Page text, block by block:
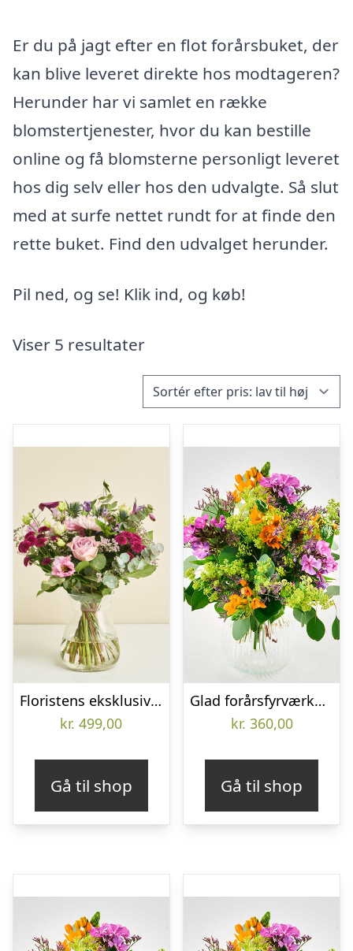
Er du på jagt efter en flot forårsbuket, der
kan blive leveret direkte hos modtageren?
Herunder har vi samlet en række
blomstertjenester, hvor du kan bestille
online og få blomsterne personligt leveret
hos dig selv eller hos den udvalgte. Så slut
med at surfe nettet rundt for at finde den
rette buket. Find den udvalget herunder.
Pil ned, og se! Klik ind, og køb!
Viser 5 resultater
Floristens eksklusive buket
kr. 499,00
Gå til shop
Glad forårsfyrværkeri – Send blomster med Bloomit
kr. 360,00
Gå til shop